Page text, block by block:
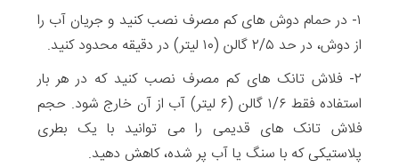
۱- در حمام دوش های کم مصرف نصب کنید و جریان آب را
از دوش، در حد ۲/۵ گالن (۱۰ لیتر) در دقیقه محدود کنید.
۲- فلاش تانک های کم مصرف نصب کنید که در هر بار
استفاده فقط ۱/۶ گالن (۶ لیتر) آب از آن خارج شود. حجم
فلاش تانک های قدیمی را می توانید با یک بطری
پلاستیکی که با سنگ یا آب پر شده، کاهش دهید.